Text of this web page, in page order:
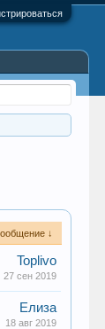
↓
Toplivo
27 сен 2019
Елиза
18 авг 2019